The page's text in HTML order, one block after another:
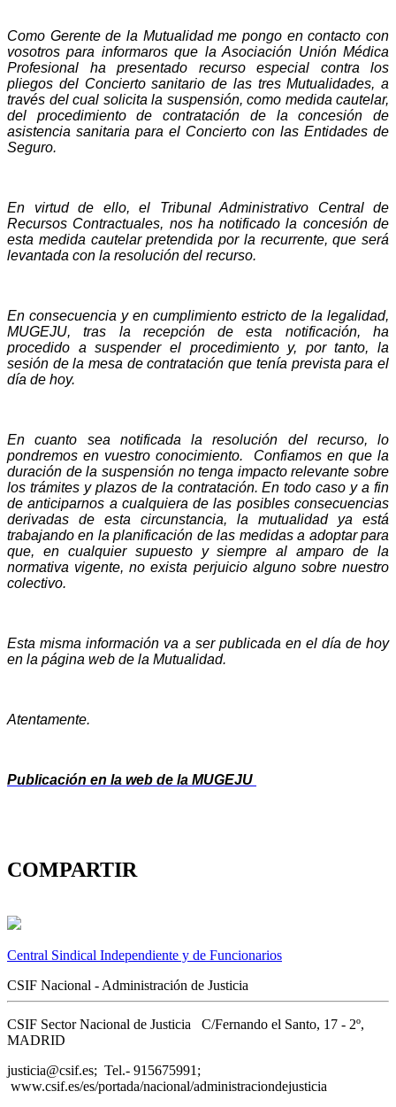
Como Gerente de la Mutualidad me pongo en contacto con
vosotros para informaros que la Asociación Unión Médica
Profesional ha presentado recurso especial contra los
pliegos del Concierto sanitario de las tres Mutualidades, a
través del cual solicita la suspensión, como medida cautelar,
del procedimiento de contratación de la concesión de
asistencia sanitaria para el Concierto con las Entidades de
Seguro.
En virtud de ello, el Tribunal Administrativo Central de
Recursos Contractuales, nos ha notificadola concesión de
esta medida cautelar pretendida por la recurrente, que será
levantada con la resolución del recurso.
En consecuencia y en cumplimiento estricto de la legalidad,
MUGEJU, tras la recepción de esta notificación, ha
procedido a suspender el procedimiento y, por tanto, la
sesión de la mesa de contratación que tenía prevista para el
día de hoy.
En cuanto sea notificada la resolución del recurso, lo
pondremos en vuestro conocimiento. Confiamos en que la
duración de la suspensión no tenga impacto relevante sobre
los trámites y plazos de la contratación. En todo caso y a fin
de anticiparnos a cualquiera de las posibles consecuencias
derivadas de esta circunstancia, la mutualidad ya está
trabajando en la planificación de las medidas a adoptar para
que, en cualquier supuesto y siempre al amparo de la
normativa vigente, no exista perjuicio alguno sobre nuestro
colectivo.
Esta misma información va a ser publicada en el día de hoy
en la página web de la Mutualidad.
Atentamente.
Publicación en la web de la MUGEJU
COMPARTIR
Central Sindical Independiente y de Funcionarios
CSIF Nacional - Administración de Justicia
CSIF Sector Nacional de Justicia C/Fernando el Santo, 17 - 2º,
MADRID
justicia@csif.es; Tel.- 915675991;
www.csif.es/es/portada/nacional/administraciondejusticia